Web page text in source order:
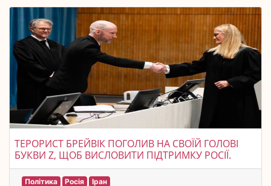
ТЕРОРИСТ БРЕЙВІК ПОГОЛИВ НА СВОЇЙ ГОЛОВІ
БУКВИ Z, ЩОБ ВИСЛОВИТИ ПІДТРИМКУ РОСІЇ.
Політика Росія Іран